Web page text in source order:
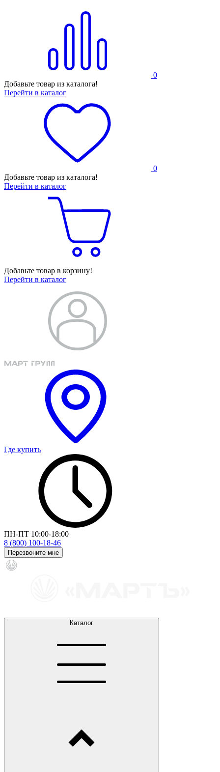
0
Добавьте товар из каталога!
Перейти в каталог
0
Добавьте товар из каталога!
Перейти в каталог
Добавьте товар в корзину!
Перейти в каталог
Где купить
ПН-ПТ 10:00-18:00
8 (800) 100-18-46
Перезвоните мне
Каталог